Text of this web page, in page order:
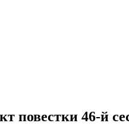
повестки 46-й